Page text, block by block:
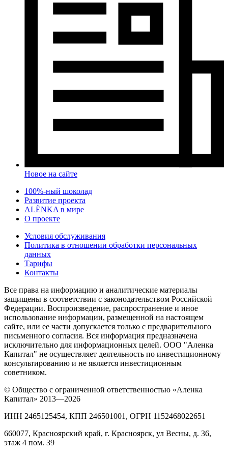
Новое на сайте
100%-ный шоколад
Развитие проекта
ALЁNKA в мире
О проекте
Условия обслуживания
Политика в отношении обработки персональных
данных
Тарифы
Контакты
Все права на информацию и аналитические материалы
защищены в соответствии с законодательством Российской
Федерации. Воспроизведение, распространение и иное
использование информации, размещенной на настоящем
сайте, или ее части допускается только с предварительного
письменного согласия. Вся информация предназначена
исключительно для информационных целей. ООО "Аленка
Капитал" не осуществляет деятельность по инвестиционному
консультированию и не является инвестиционным
советником.
© Общество с ограниченной ответственностью «Аленка
Капитал» 2013—2026
ИНН 2465125454, КПП 246501001, ОГРН 1152468022651
660077, Красноярский край, г. Красноярск, ул Весны, д. 36,
этаж 4 пом. 39